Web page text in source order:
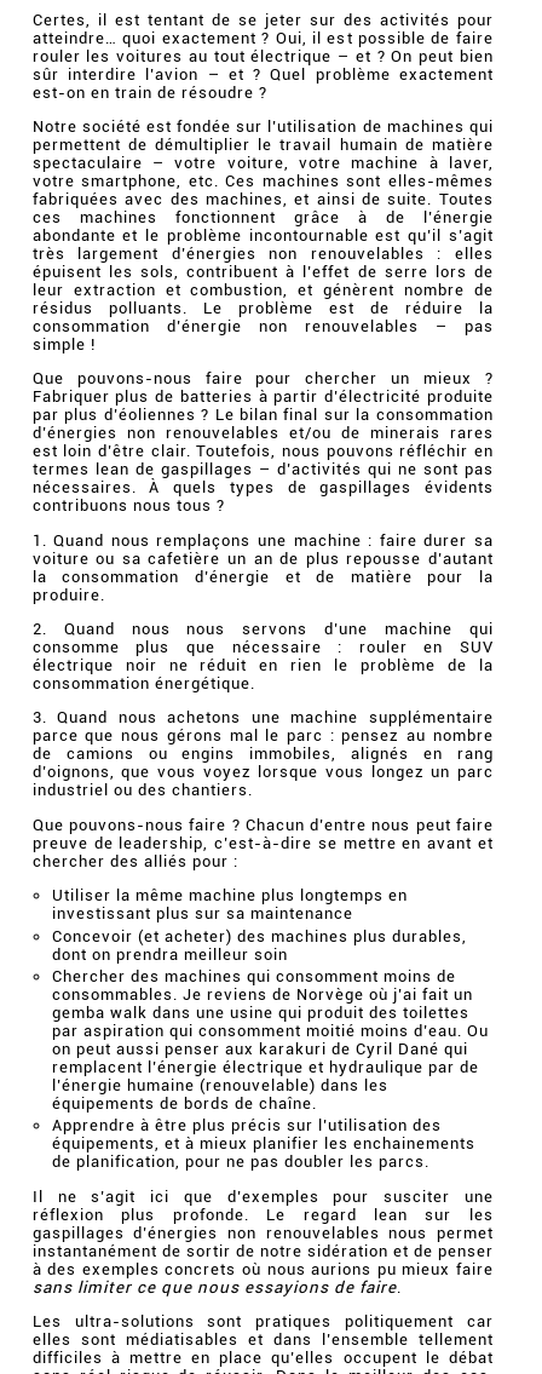
Certes, il est tentant de se jeter sur des activités pour
atteindre… quoi exactement ? Oui, il est possible de faire
rouler les voitures au tout électrique – et ? On peut bien
sûr interdire l’avion – et ? Quel problème exactement
est-on en train de résoudre ?
Notre société est fondée sur l’utilisation de machines qui
permettent de démultiplier le travail humain de matière
spectaculaire – votre voiture, votre machine à laver,
votre smartphone, etc. Ces machines sont elles-mêmes
fabriquées avec des machines, et ainsi de suite. Toutes
ces machines fonctionnent grâce à de l’énergie
abondante et le problème incontournable est qu’il s’agit
très largement d’énergies non renouvelables : elles
épuisent les sols, contribuent à l’effet de serre lors de
leur extraction et combustion, et génèrent nombre de
résidus polluants. Le problème est de réduire la
consommation d’énergie non renouvelables – pas
simple !
Que pouvons-nous faire pour chercher un mieux ?
Fabriquer plus de batteries à partir d’électricité produite
par plus d’éoliennes ? Le bilan final sur la consommation
d’énergies non renouvelables et/ou de minerais rares
est loin d’être clair. Toutefois, nous pouvons réfléchir en
termes lean de gaspillages – d’activités qui ne sont pas
nécessaires. À quels types de gaspillages évidents
contribuons nous tous ?
1. Quand nous remplaçons une machine : faire durer sa
voiture ou sa cafetière un an de plus repousse d’autant
la consommation d’énergie et de matière pour la
produire.
2. Quand nous nous servons d’une machine qui
consomme plus que nécessaire : rouler en SUV
électrique noir ne réduit en rien le problème de la
consommation énergétique.
3. Quand nous achetons une machine supplémentaire
parce que nous gérons mal le parc : pensez au nombre
de camions ou engins immobiles, alignés en rang
d’oignons, que vous voyez lorsque vous longez un parc
industriel ou des chantiers.
Que pouvons-nous faire ? Chacun d’entre nous peut faire
preuve de leadership, c’est-à-dire se mettre en avant et
chercher des alliés pour :
Utiliser la même machine plus longtemps en
investissant plus sur sa maintenance
Concevoir (et acheter) des machines plus durables,
dont on prendra meilleur soin
Chercher des machines qui consomment moins de
consommables. Je reviens de Norvège où j’ai fait un
gemba walk dans une usine qui produit des toilettes
par aspiration qui consomment moitié moins d’eau. Ou
on peut aussi penser aux karakuri de Cyril Dané qui
remplacent l’énergie électrique et hydraulique par de
l’énergie humaine (renouvelable) dans les
équipements de bords de chaîne.
Apprendre à être plus précis sur l’utilisation des
équipements, et à mieux planifier les enchainements
de planification, pour ne pas doubler les parcs.
Il ne s’agit ici que d’exemples pour susciter une
réflexion plus profonde. Le regard lean sur les
gaspillages d’énergies non renouvelables nous permet
instantanément de sortir de notre sidération et de penser
à des exemples concrets où nous aurions pu mieux faire
sans limiter ce que nous essayions de faire.
Les ultra-solutions sont pratiques politiquement car
elles sont médiatisables et dans l’ensemble tellement
difficiles à mettre en place qu’elles occupent le débat